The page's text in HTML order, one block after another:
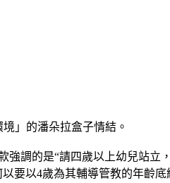
」的潘朵拉盒子情結。
調的是“請四歲以上幼兒站立
要以4歲為其輔導管教的年齡